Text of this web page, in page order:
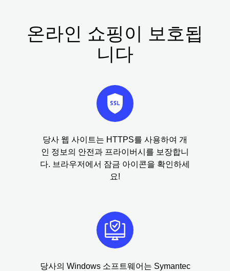
온라인 쇼핑이 보호됩
니다
당사 웹 사이트는 HTTPS를 사용하여 개
인 정보의 안전과 프라이버시를 보장합니
다. 브라우저에서 잠금 아이콘을 확인하세
요!
당사의 Windows 소프트웨어는 Symantec